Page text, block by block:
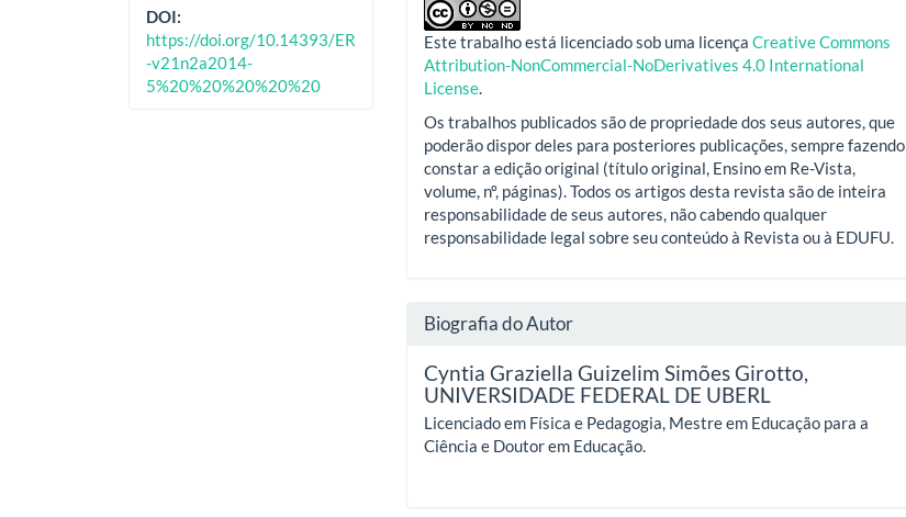
DOI:
https://doi.org/10.14393/ER
-v21n2a2014-
5%20%20%20%20%20
Este trabalho está licenciado sob uma licençaCreative Commons
Attribution-NonCommercial-NoDerivatives 4.0 International
License
Os trabalhos publicados são de propriedade dos seus autores, que
poderão dispor deles para posteriores publicações, sempre fazendo
constar a edição original (título original, Ensino em Re-Vista,
volume, nº, páginas). Todos os artigos desta revista são de inteira
responsabilidade de seus autores, não cabendo qualquer
responsabilidade legal sobre seu conteúdo à Revista ou à EDUFU.
Biografia do Autor
Cyntia Graziella Guizelim Simões Girotto,
UNIVERSIDADE FEDERAL DE UBERL
Licenciado em Física e Pedagogia, Mestre em Educação para a
Ciência e Doutor em Educação.